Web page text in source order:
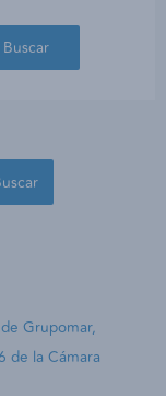
Grupomar,
de la Cámara